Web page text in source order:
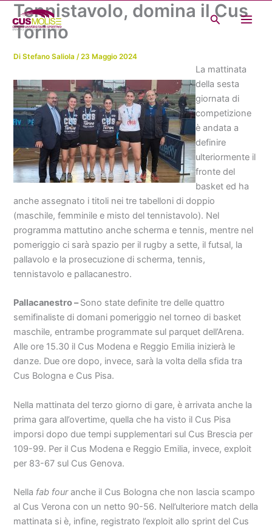
contenuto
Cerca
Tennistavolo, domina il Cus
Torino
DiStefano Saliola/23 Maggio 2024
La mattinata
della sesta
giornata di
competizione
è andata a
definire
ulteriormente il
fronte del
basket ed ha
anche assegnato i titoli nei tre tabelloni di doppio
(maschile, femminile e misto del tennistavolo). Nel
programma mattutino anche scherma e tennis, mentre nel
pomeriggio ci sarà spazio per il rugby a sette, il futsal, la
pallavolo e la prosecuzione di scherma, tennis,
tennistavolo e pallacanestro.
Pallacanestro –Sono state definite tre delle quattro
semifinaliste di domani pomeriggio nel torneo di basket
maschile, entrambe programmate sul parquet dell’Arena.
Alle ore 15.30 il Cus Modena e Reggio Emilia inizierà le
danze. Due ore dopo, invece, sarà la volta della sfida tra
Cus Bologna e Cus Pisa.
Nella mattinata del terzo giorno di gare, è arrivata anche la
prima gara all’overtime, quella che ha visto il Cus Pisa
imporsi dopo due tempi supplementari sul Cus Brescia per
109-99. Per il Cus Modena e Reggio Emilia, invece, exploit
per 83-67 sul Cus Genova.
Nella fab fouranche il Cus Bologna che non lascia scampo
al Cus Verona con un netto 90-56. Nell’ulteriore match della
mattinata si è, infine, registrato l’exploit allo sprint del Cus